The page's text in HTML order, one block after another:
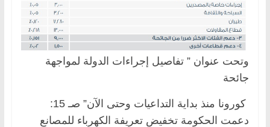
وتحت عنوان ” تفاصيل إجراءات الدولة لمواجهة
جائحة
كورونا منذ بداية التداعيات وحتى الآن” صـ 15:
دعمت الحكومة تخفيض تعريفة الكهرباء للمصانع